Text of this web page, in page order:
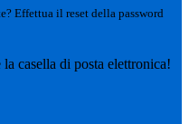
Effettua il reset della password
casella di posta elettronica!